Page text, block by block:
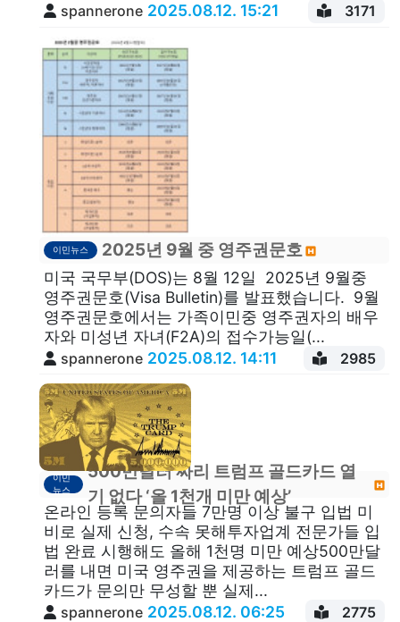
spannerone 2025.08.12. 15:21 3171
이민뉴스 2025년 9월 중 영주권문호
미국 국무부(DOS)는 8월 12일 2025년 9월중
영주권문호(Visa Bulletin)를 발표했습니다. 9월
영주권문호에서는 가족이민중 영주권자의 배우
자와 미성년 자녀(F2A)의 접수가능일(...
spannerone 2025.08.12. 14:11 2985
이민
뉴스
500만달러 짜리 트럼프 골드카드 열
기 없다 ‘올 1천개 미만 예상’
온라인 등록 문의자들 7만명 이상 불구 입법 미
비로 실제 신청, 수속 못해투자업계 전문가들 입
법 완료 시행해도 올해 1천명 미만 예상500만달
러를 내면 미국 영주권을 제공하는 트럼프 골드
카드가 문의만 무성할 뿐 실제...
spannerone 2025.08.12. 06:25 2775